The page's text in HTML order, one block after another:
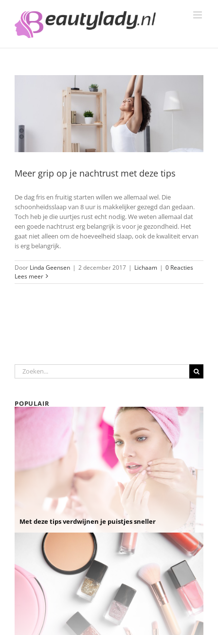
inhoud
Meer grip op je nachtrust met deze tips
De dag fris en fruitig starten willen we allemaal wel. Die
schoonheidsslaap van 8 uur is makkelijker gezegd dan gedaan.
Toch heb je die uurtjes rust echt nodig. We weten allemaal dat
een goede nachtrust erg belangrijk is voor je gezondheid. Het
gaat niet alleen om de hoeveelheid slaap, ook de kwaliteit ervan
is erg belangrijk.
Door Linda Geensen | 2 december 2017 | Lichaam | 0 Reacties
Lees meer
Zoeken
naar:
POPULAIR
Met deze tips verdwijnen je puistjes sneller